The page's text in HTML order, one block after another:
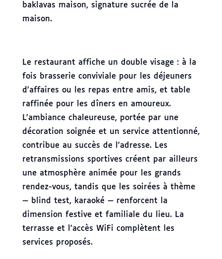
baklavas maison, signature sucrée de la
maison.
Le restaurant affiche un double visage : à la
fois brasserie conviviale pour les déjeuners
d’affaires ou les repas entre amis, et table
raffinée pour les dîners en amoureux.
L’ambiance chaleureuse, portée par une
décoration soignée et un service attentionné,
contribue au succès de l’adresse. Les
retransmissions sportives créent par ailleurs
une atmosphère animée pour les grands
rendez-vous, tandis que les soirées à thème
— blind test, karaoké — renforcent la
dimension festive et familiale du lieu. La
terrasse et l’accès WiFi complètent les
services proposés.